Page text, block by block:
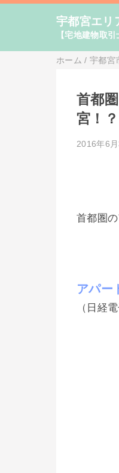
宇都宮エリ
【宅地建物取
ホーム /宇都宮
首都
宮！？
2016年6
首都圏
アパー
（日経